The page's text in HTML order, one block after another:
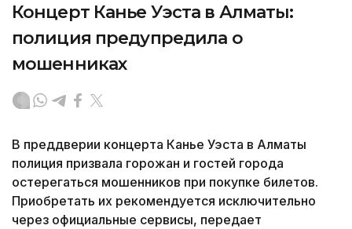
Концерт Канье Уэста в Алматы:
полиция предупредила о
мошенниках
В преддверии концерта Канье Уэста в Алматы
полиция призвала горожан и гостей города
остерегаться мошенников при покупке билетов.
Приобретать их рекомендуется исключительно
через официальные сервисы, передает